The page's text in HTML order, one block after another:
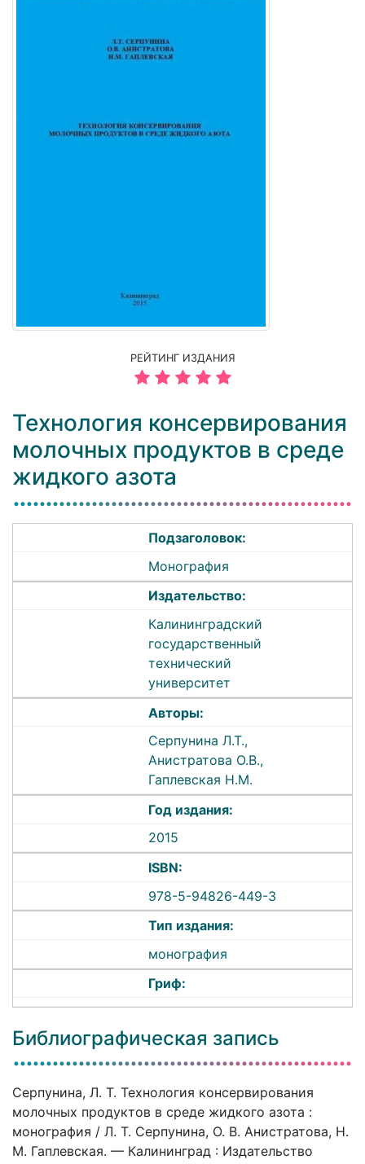
РЕЙТИНГ ИЗДАНИЯ
Технология консервирования
молочных продуктов в среде
жидкого азота
Подзаголовок:
Монография
Издательство:
Калининградский
государственный
технический
университет
Авторы:
Серпунина Л.Т.,
Анистратова О.В.,
Гаплевская Н.М.
Год издания:
2015
ISBN:
978-5-94826-449-3
Тип издания:
монография
Гриф:
Библиографическая запись
Серпунина, Л. Т. Технология консервирования
молочных продуктов в среде жидкого азота :
монография / Л. Т. Серпунина, О. В. Анистратова, Н.
М. Гаплевская. — Калининград : Издательство